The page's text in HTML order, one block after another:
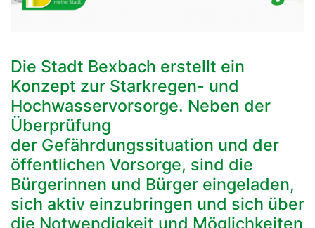
Die Stadt Bexbach erstellt ein
Konzept zur Starkregen- und
Hochwasservorsorge. Neben der
Überprüfung
der Gefährdungssituation und der
öffentlichen Vorsorge, sind die
Bürgerinnen und Bürger eingeladen,
sich aktiv einzubringen und sich über
die Notwendigkeit und Möglichkeiten